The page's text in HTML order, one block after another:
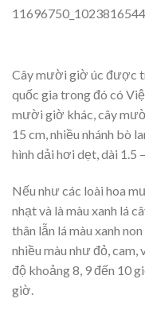
Cây mười giờ úc được
quốc gia trong đó có
mười giờ khác, cây
15 cm, nhiều nhánh bò
hình dải hơi dẹt, dài 1.5
Nếu như các loài hoa
nhạt và là màu xanh lá
thân lẫn lá màu xanh
nhiều màu như đỏ, cam,
độ khoảng 8, 9 đến 10
giờ.